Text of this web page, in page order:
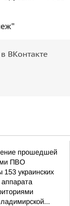
ВКонтакте
прошедшей
ПВО
украинских